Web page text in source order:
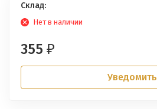
Склад:
Нет в наличии
355 ₽
Уведомить